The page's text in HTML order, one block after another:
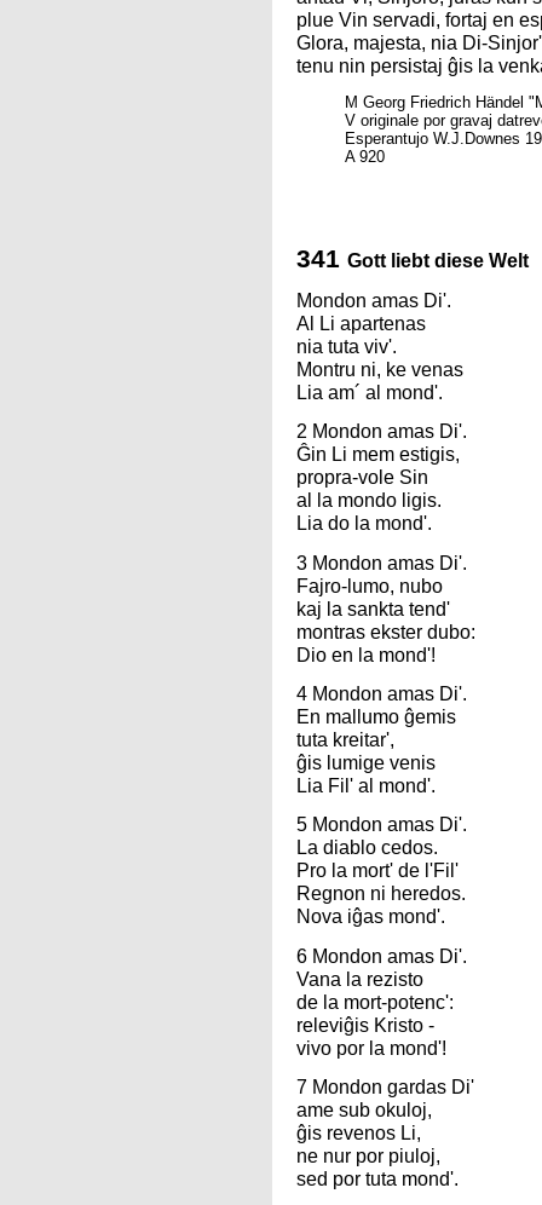
plue Vin servadi, fortaj en
Glora, majesta, nia Di-
tenu nin persistaj ĝis la
M Georg Friedrich Händel
V originale por gravaj
Esperantujo W.J.Downes
A 920
341 Gott liebt diese Welt
Mondon amas Di'.
Al Li apartenas
nia tuta viv'.
Montru ni, ke venas
Lia am´ al mond'.
2 Mondon amas Di'.
Ĝin Li mem estigis,
propra-vole Sin
al la mondo ligis.
Lia do la mond'.
3 Mondon amas Di'.
Fajro-lumo, nubo
kaj la sankta tend'
montras ekster dubo:
Dio en la mond'!
4 Mondon amas Di'.
En mallumo ĝemis
tuta kreitar',
ĝis lumige venis
Lia Fil' al mond'.
5 Mondon amas Di'.
La diablo cedos.
Pro la mort' de l'Fil'
Regnon ni heredos.
Nova iĝas mond'.
6 Mondon amas Di'.
Vana la rezisto
de la mort-potenc':
releviĝis Kristo -
vivo por la mond'!
7 Mondon gardas Di'
ame sub okuloj,
ĝis revenos Li,
ne nur por piuloj,
sed por tuta mond'.